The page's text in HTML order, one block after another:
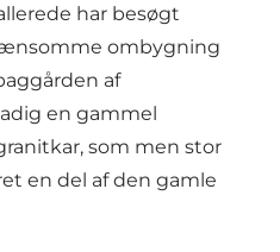
har besøgt
ombygning
af
en gammel
som men stor
en del af den gamle